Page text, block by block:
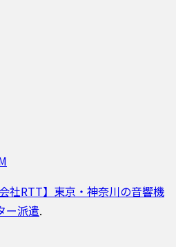
会社RTT】東京・神奈川の音響機
ー派遣.